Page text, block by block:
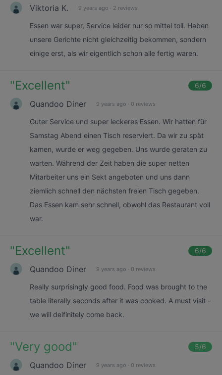
Viktoria K. 9 years ago · 2 reviews
Essen war super, Service leider nur so mittel toll. Haben
unsere Gerichte nicht gleichzeitig bekommen, sondern
einige erst, als wir eigentlich schon alle fertig waren.
"Excellent" 6/6
Quandoo Diner 9 years ago · 0 reviews
Guter Service und super leckeres Essen. Wir hatten für
Samstag Abend einen Tisch reserviert. Da wir zu spät
kamen, wurde er weg gegeben. Uns wurde geraten zu
warten. Während der Zeit haben die super netten
Mitarbeiter uns ein Sekt angeboten und uns dann
ziemlich schnell den nächsten freien Tisch gegeben.
Das Essen kam sehr schnell, obwohl das Restaurant voll
war.
"Excellent" 6/6
Quandoo Diner 9 years ago · 0 reviews
Really surprisingly good food. Food was brought to the
table literally seconds after it was cooked. A must visit -
we will deifinitely come back.
"Very good" 5/6
Quandoo Diner 9 years ago · 0 reviews